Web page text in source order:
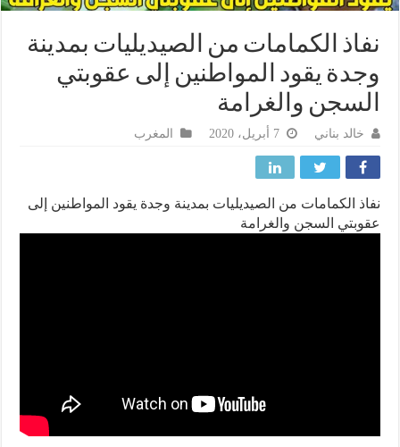
الكمامات من الصيديليات بمدينة
يقود المواطنين إلى عقوبتي
والغرامة
خالد بناني المغرب
الكمامات من الصيديليات بمدينة وجدة يقود المواطنين إلى
السجن والغرامة